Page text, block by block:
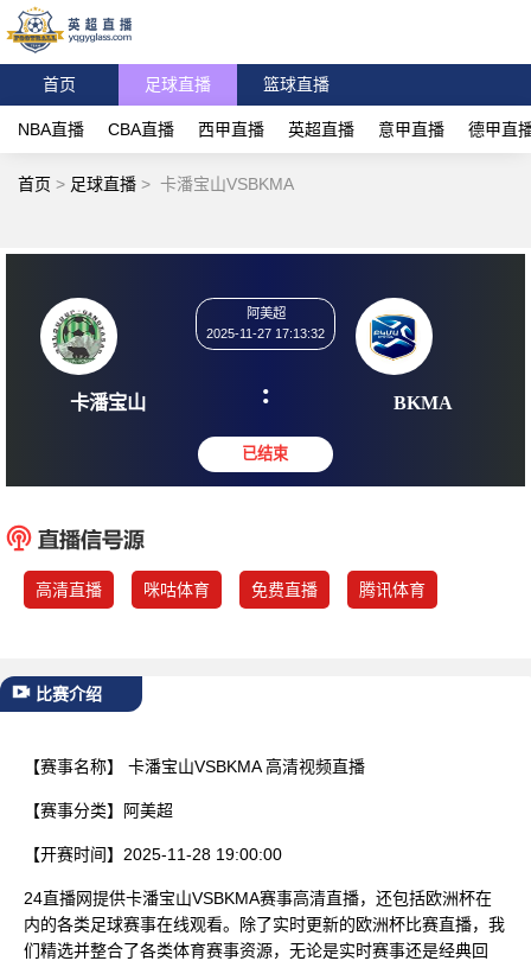
首页 足球直播 篮球直播
NBA直播 CBA直播 西甲直播 英超直播 意甲直播 德甲直
首页 > 足球直播 > 卡潘宝山VSBKMA
卡潘宝山
2025-11-27 17:13:32
:
高清直播 咪咕体育 免费直播 腾讯体育
比赛介绍
【赛事名称】 卡潘宝山VSBKMA 高清视频直播
【赛事分类】 阿美超
【开赛时间】 2025-11-28 19:00:00
24直播网提供卡潘宝山VSBKMA赛事高清直播，还包括欧洲杯在
内的各类足球赛事在线观看。除了实时更新的欧洲杯比赛直播，我
们精选并整合了各类体育赛事资源，无论是实时赛事还是经典回